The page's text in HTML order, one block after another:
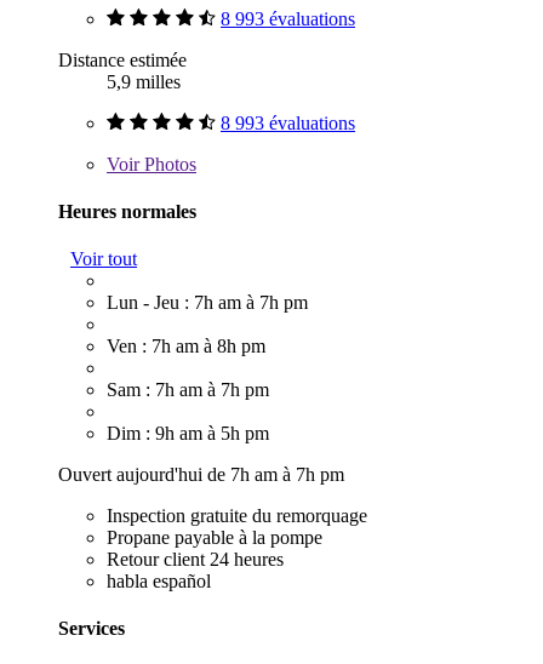
8 993 évaluations
Distance estimée
5,9 milles
8 993 évaluations
VoirPhotos
Heures normales
Voir tout
Lun - Jeu : 7h am à 7h pm
Ven : 7h am à 8h pm
Sam : 7h am à 7h pm
Dim : 9h am à 5h pm
Ouvert aujourd'hui de 7h am à 7h pm
Inspection gratuite du remorquage
Propane payable à la pompe
Retour client 24 heures
habla español
Services